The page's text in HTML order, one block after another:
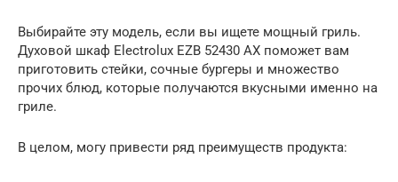
Выбирайте эту модель, если вы ищете мощный гриль.
Духовой шкаф Electrolux EZB 52430 AX поможет вам
приготовить стейки, сочные бургеры и множество
прочих блюд, которые получаются вкусными именно на
гриле.
В целом, могу привести ряд преимуществ продукта: